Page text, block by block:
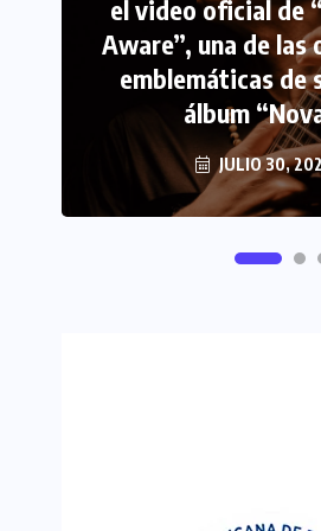
el video oficial de
Aware”, una de las
emblemáticas de
álbum
JULIO 30,
PERIODISMO
FIPETUR se
Venezuela
JUNIO 29,